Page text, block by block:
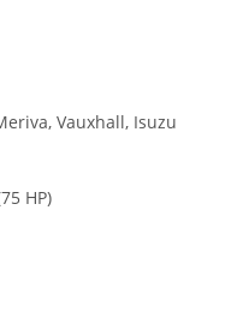
Vauxhall, Isuzu
HP)